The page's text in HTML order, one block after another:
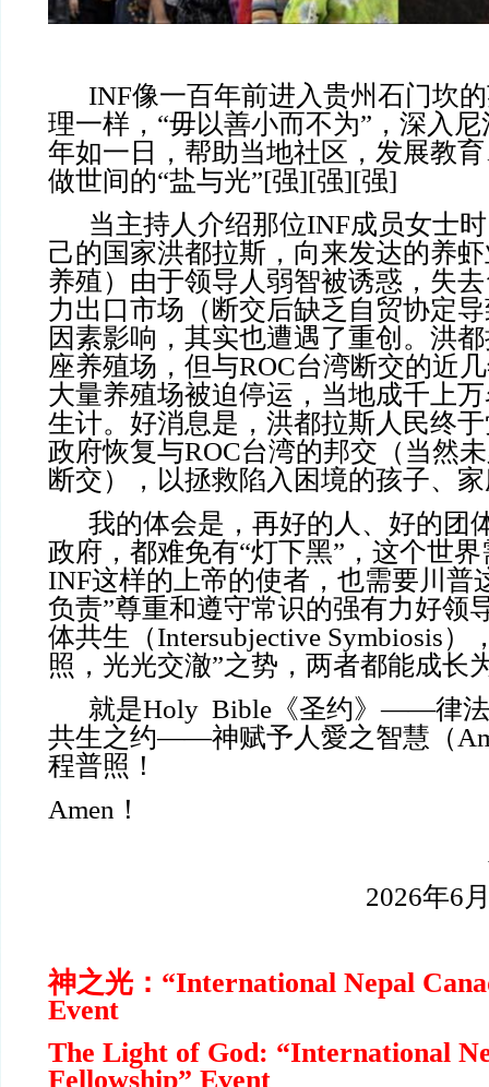
INF像一百年前进入贵州石门坎
理一样，“毋以善小而不为”，深入
年如一日，帮助当地社区，发展教
做世间的“盐与光”[强][强][强]
当主持人介绍那位INF成员女士
己的国家洪都拉斯，向来发达的养
养殖）由于领导人弱智被诱惑，失
力出口市场（断交后缺乏自贸协定
因素影响，其实也遭遇了重创。洪
座养殖场，但与ROC台湾断交的近
大量养殖场被迫停运，当地成千上
生计。好消息是，洪都拉斯人民终
政府恢复与ROC台湾的邦交（当然
断交），以拯救陷入困境的孩子、
我的体会是，再好的人、好的团
政府，都难免有“灯下黑”，这个世
INF这样的上帝的使者，也需要川普
负责”尊重和遵守常识的强有力好领
体共生（Intersubjective Symbiosis）
照，光光交澈”之势，两者都能成长
就是Holy Bible《圣约》——律
共生之约——神赋予人愛之智慧（
程普照！
Amen！
2026年6
神之光：“International Nepal
Event
The Light of God: “International
Fellowship” Event